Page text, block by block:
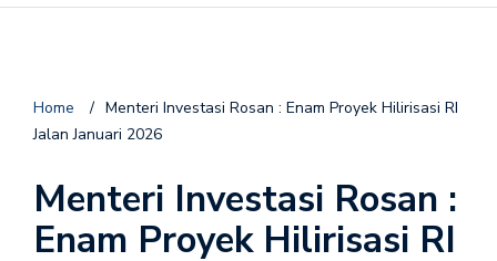
Home / Menteri Investasi Rosan : Enam Proyek Hilirisasi RI
Jalan Januari 2026
Menteri Investasi Rosan :
Enam Proyek Hilirisasi RI